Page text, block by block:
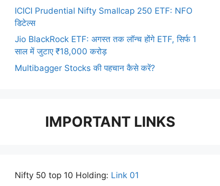
ICICI Prudential Nifty Smallcap 250 ETF: NFO
डिटेल्स
Jio BlackRock ETF: अगस्त तक लॉन्च होंगे ETF, सिर्फ 1
साल में जुटाए ₹18,000 करोड़
Multibagger Stocks की पहचान कैसे करें?
IMPORTANT LINKS
Nifty 50 top 10 Holding: Link 01